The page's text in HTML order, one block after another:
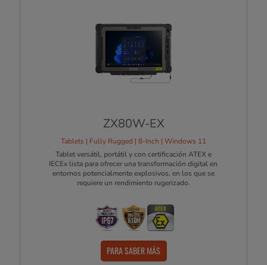
ZX80W-EX
Tablets | Fully Rugged | 8-Inch | Windows 11
Tablet versátil, portátil y con certificación ATEX e
IECEx lista para ofrecer una transformación digital en
entornos potencialmente explosivos, en los que se
requiere un rendimiento rugerizado.
PARA SABER MÁS